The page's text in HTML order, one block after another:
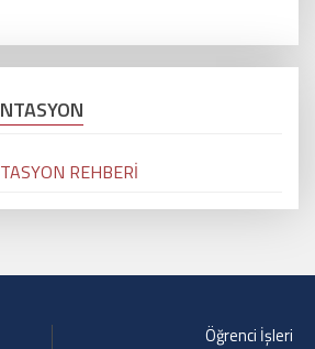
REHBERİ
Öğrenci İşleri